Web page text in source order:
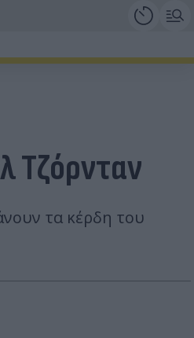
Τζόρνταν
τα κέρδη του